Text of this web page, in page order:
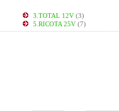
3.TOTAL 12V (3)
5.RICOTA 25V (7)